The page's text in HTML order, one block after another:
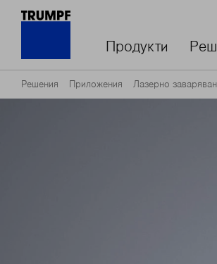
Продукти
Решения Приложения Лазерно